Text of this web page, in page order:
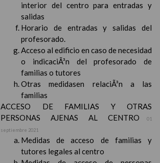
interior del centro para entradas y
salidas
Horario de entradas y salidas del
profesorado.
Acceso al edificio en caso de necesidad
o indicaciÃ³n del profesorado de
familias o tutores
Otras medidasen relaciÃ³n a las
familias
ACCESO DE FAMILIAS Y OTRAS
PERSONAS AJENAS AL CENTRO
01
septiembre 2021
Medidas de acceso de familias y
tutores legales al centro